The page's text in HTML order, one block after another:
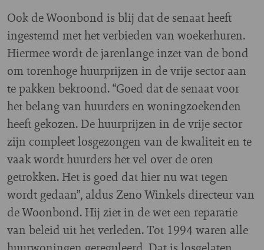
Ook de Woonbond is blij dat de senaat heeft
ingestemd met het verbieden van woekerhuren.
Hiermee wordt de jarenlange inzet van de bond
om torenhoge huurprijzen in de vrije sector aan
te pakken bekroond. “Goed dat de senaat voor
het belang van huurders en woningzoekenden
heeft gekozen. De huurprijzen in de vrije sector
zijn compleet losgezongen van de kwaliteit en te
vaak wordt huurders het vel over de oren
getrokken. Het is goed dat hier nu wat tegen
wordt gedaan”, aldus Zeno Winkels directeur van
de Woonbond. Hij ziet in de wet een reparatie
van beleid uit het verleden. Tot 1994 waren alle